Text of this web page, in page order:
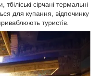
сірчані термальні
для купання, відпочинку
туристів.